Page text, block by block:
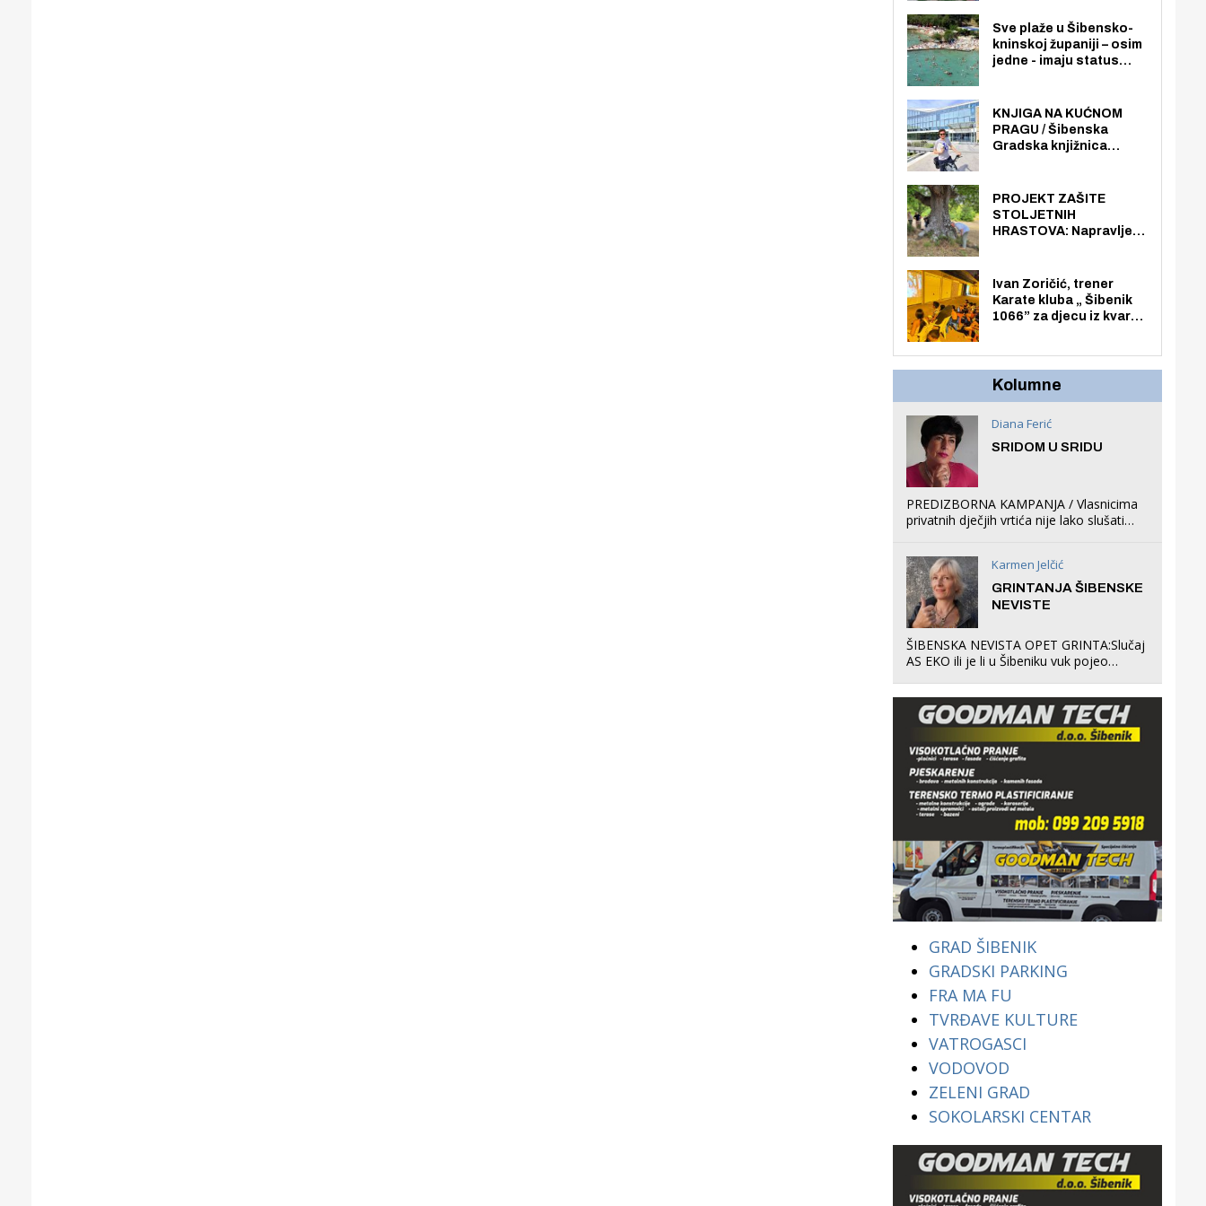
nego radno sposobnih
osoba među svojih 170
stanovnika.
Sve plaže u Šibensko-
kninskoj županiji – osim
jedne - imaju status
općoj upotrebi. Pristup
je slobodan i besplatan
za sve građane i
KNJIGA NA KUĆNOM
PRAGU / Šibenska
Gradska knjižnica
knjiga na kućnu adresu
električnim biciklom.
PROJEKT ZAŠITE
STOLJETNIH
HRASTOVA: Napravljen
Zmajevac
Ivan Zoričić, trener
Karate kluba „ Šibenik
1066” za djecu iz kvarta
organizirao dječje
Kolumne
Diana Ferić
SRIDOM U SRIDU
PREDIZBORNA KAMPANJA / Vlasnicima
privatnih dječjih vrtića nije lako slušati
što oni rade u Šibeniku ne postoji
Karmen Jelčić
GRINTANJA ŠIBENSKE
NEVISTE
ŠIBENSKA NEVISTA OPET GRINTA:Slučaj
AS EKO ili je li u Šibeniku vuk pojeo
životinjama?
GRAD ŠIBENIK
GRADSKI PARKING
FRA MA FU
TVRĐAVE KULTURE
VATROGASCI
VODOVOD
ZELENI GRAD
SOKOLARSKI CENTAR